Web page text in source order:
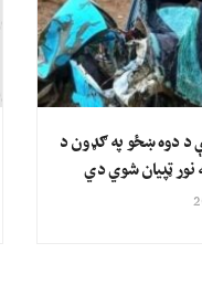
د دوه ښځو په ګډون د
ټپيان شوي دي